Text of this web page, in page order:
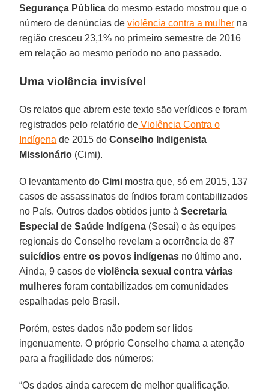
Segurança Pública do mesmo estado mostrou que o
número de denúncias de violência contra a mulher na
região cresceu 23,1% no primeiro semestre de 2016
em relação ao mesmo período no ano passado.
Uma violência invisível
Os relatos que abrem este texto são verídicos e foram
registrados pelo relatório de Violência Contra o
Indígena de 2015 doConselho Indigenista
Missionário (Cimi).
O levantamento doCimi mostra que, só em 2015, 137
casos de assassinatos de índios foram contabilizados
no País. Outros dados obtidos junto àSecretaria
Especial de Saúde Indígena (Sesai) e às equipes
regionais do Conselho revelam a ocorrência de 87
suicídios entre os povos indígenas no último ano.
Ainda, 9 casos de violência sexual contra várias
mulheres foram contabilizados em comunidades
espalhadas pelo Brasil.
Porém, estes dados não podem ser lidos
ingenuamente. O próprio Conselho chama a atenção
para a fragilidade dos números:
“Os dados ainda carecem de melhor qualificação.